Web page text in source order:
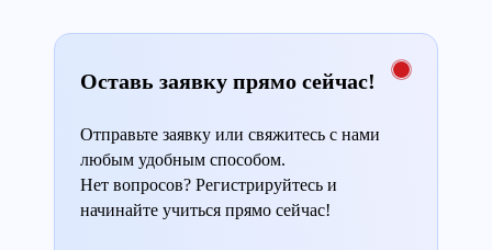
Оставь заявку прямо сейчас!
Отправьте заявку или свяжитесь с нами
любым удобным способом.
Нет вопросов? Регистрируйтесь и
начинайте учиться прямо сейчас!